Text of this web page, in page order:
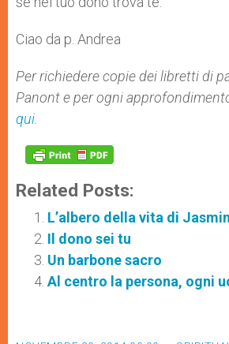
Ciao da p. Andrea
Per richiedere copie dei libretti di
Panont e per ogni
qui
Related Posts:
L’albero della vita di
Il dono sei tu
Un barbone sacro
Al centro la persona, ogni